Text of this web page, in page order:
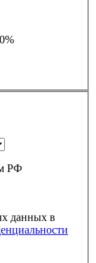
РФ
данных в